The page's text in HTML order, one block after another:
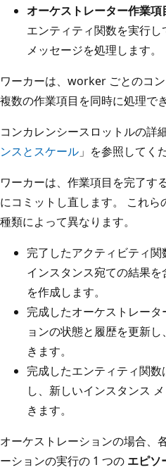
オーケストレーター作業項
エンティティ関数を実行
メッセージを処理します。
ワーカーは、worker ごとのコン
複数の作業項目を同時に処理でき
コンカレンシースロットルの詳
ンスとスケール 」を参照してく
ワーカーは、作業項目を完了す
にコミットし直します。 これ
種類によって異なります。
完了したアクティビティ
インスタンス宛ての結果
を作成します。
完成したオーケストレー
ョンの状態と履歴を更新
きます。
完成したエンティティ関
し、新しいインスタンス
きます。
オーケストレーションの場合、
ーションの実行の 1 つの エピソ